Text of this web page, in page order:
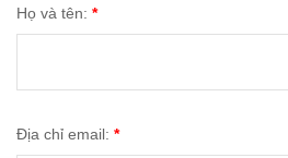
Họ và tên: *
Địa chỉ email: *